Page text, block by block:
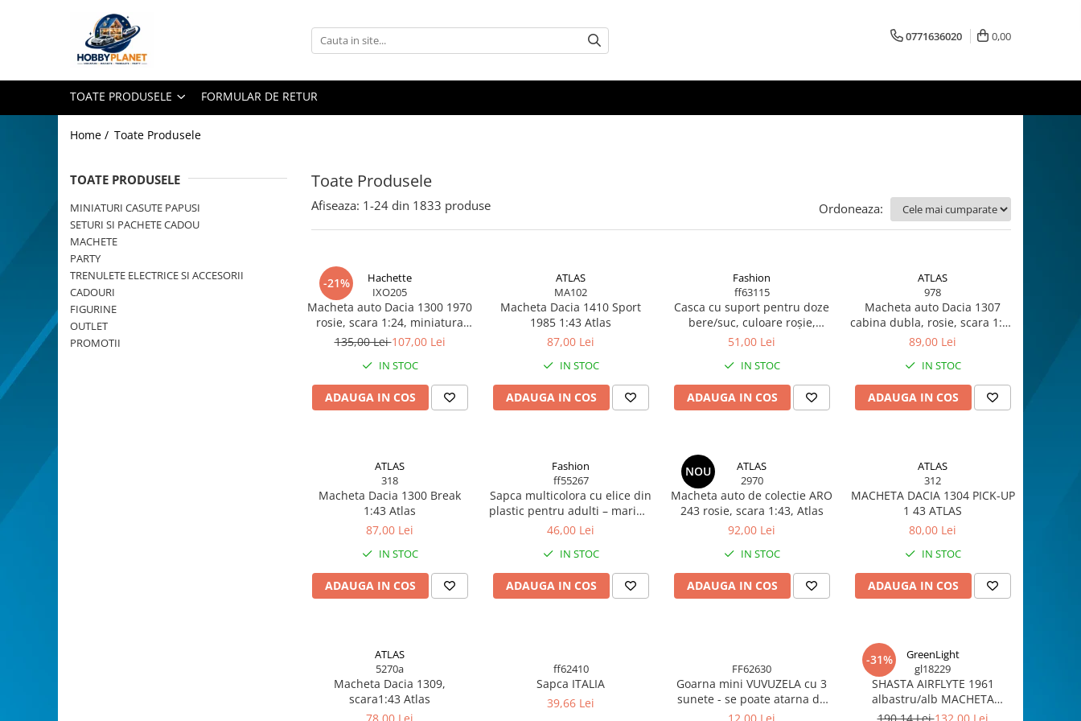
Toate Produsele
Accesorii miniaturale diverse
Covoare miniaturale
Iluminat miniatural
Obiecte casnice miniaturale
Portelan deluxe cu aur 24K
Textile si lenjerii miniaturale
Vesela si servire miniaturi
Mobilier miniatural
Baie miniaturala
Bucatarie miniatura
Dormitor miniatural
0771636020 0,00
TOATE PRODUSELE FORMULAR DE RETUR
Home / Toate Produsele
Toate Produsele
TOATE PRODUSELE
MINIATURI CASUTE PAPUSI
SETURI SI PACHETE CADOU
MACHETE
PARTY
TRENULETE ELECTRICE SI ACCESORII
CADOURI
FIGURINE
OUTLET
PROMOTII
Afiseaza: 1-24 din 1833 produse Ordoneaza:
-21%
Hachette
IXO205
Macheta auto Dacia 1300 1970
rosie, scara 1:24, miniatura
metalica pentru colectie
135,00 Lei107,00 Lei
IN STOC
ADAUGA IN COS
ATLAS
MA102
Macheta Dacia 1410 Sport
1985 1:43 Atlas
87,00 Lei
IN STOC
ADAUGA IN COS
Fashion
ff63115
Casca cu suport pentru doze
bere/suc, culoare roșie,
ajustabilă pentru adulți – Cod
51,00 Lei
IN STOC
ADAUGA IN COS
ATLAS
978
Macheta auto Dacia 1307
cabina dubla, rosie, scara 1:43
Atlas
89,00 Lei
IN STOC
ADAUGA IN COS
ATLAS
318
Macheta Dacia 1300 Break
1:43 Atlas
87,00 Lei
IN STOC
ADAUGA IN COS
Fashion
ff55267
Sapca multicolora cu elice din
plastic pentru adulti – marime
universala, model amuzant
46,00 Lei
IN STOC
ADAUGA IN COS
NOU
ATLAS
2970
Macheta auto de colectie ARO
243 rosie, scara 1:43, Atlas
92,00 Lei
IN STOC
ADAUGA IN COS
ATLAS
312
MACHETA DACIA 1304 PICK-UP
1 43 ATLAS
80,00 Lei
IN STOC
ADAUGA IN COS
ATLAS
5270a
Macheta Dacia 1309,
scara1:43 Atlas
ff62410
Sapca ITALIA
39,66 Lei
FF62630
Goarna mini VUVUZELA cu 3
sunete - se poate atarna de
gat
-31%
GreenLight
gl18229
SHASTA AIRFLYTE 1961
albastru/alb MACHETA
RULOTA SCARA 1/24